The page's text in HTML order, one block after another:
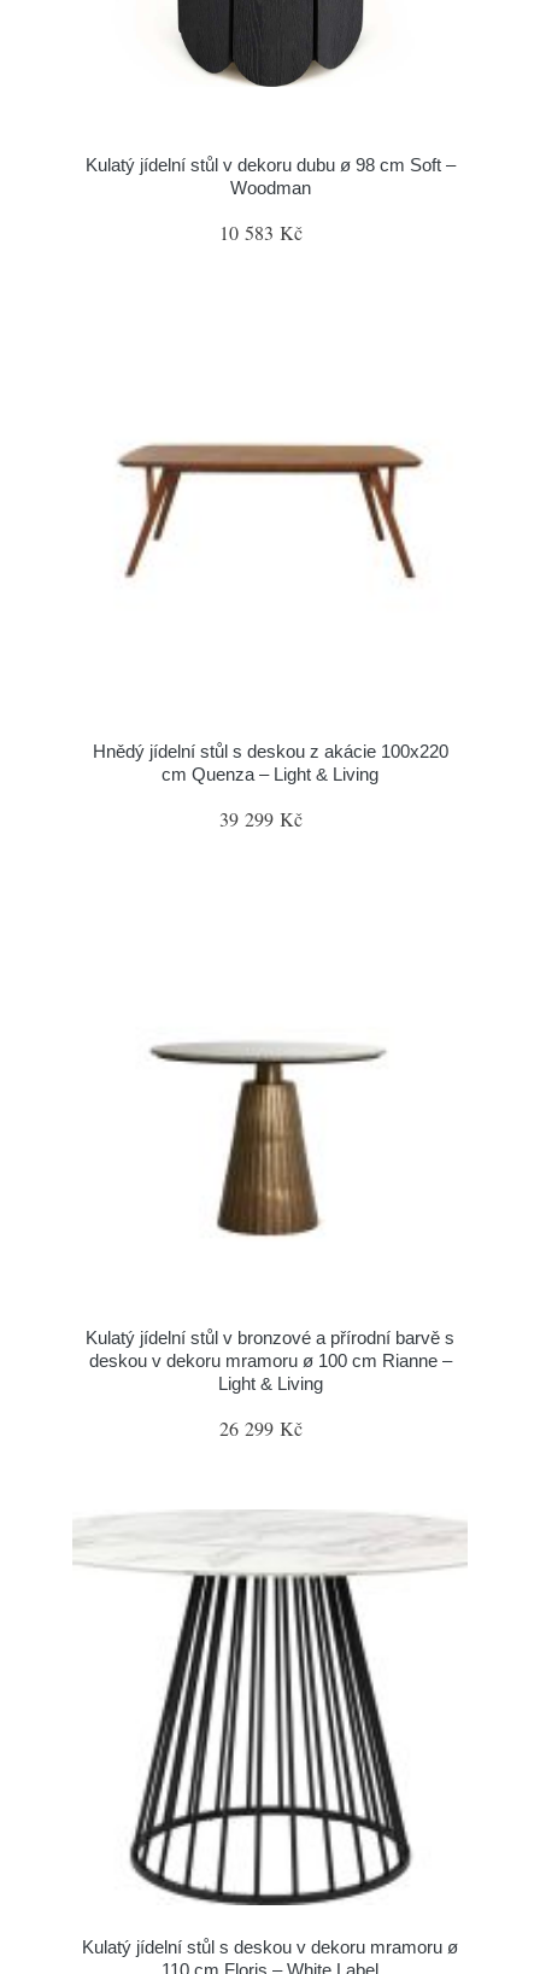
Kulatý jídelní stůl v dekoru dubu ø 98 cm Soft –
Woodman
10 583 Kč
Hnědý jídelní stůl s deskou z akácie 100x220
cm Quenza – Light & Living
39 299 Kč
Kulatý jídelní stůl v bronzové a přírodní barvě s
deskou v dekoru mramoru ø 100 cm Rianne –
Light & Living
26 299 Kč
Kulatý jídelní stůl s deskou v dekoru mramoru ø
110 cm Floris – White Label